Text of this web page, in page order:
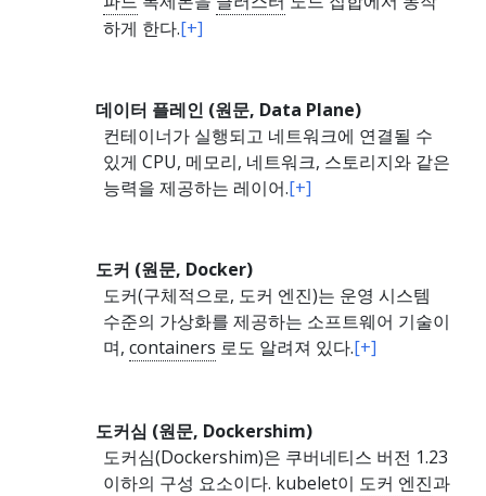
하게 한다.[+]
데이터 플레인 (원문, Data Plane)
컨테이너가 실행되고 네트워크에 연결될 수
있게 CPU, 메모리, 네트워크, 스토리지와 같은
능력을 제공하는 레이어.[+]
도커 (원문, Docker)
도커(구체적으로, 도커 엔진)는 운영 시스템
수준의 가상화를 제공하는 소프트웨어 기술이
며,containers 로도 알려져 있다.[+]
도커심 (원문, Dockershim)
도커심(Dockershim)은 쿠버네티스 버전 1.23
이하의 구성 요소이다. kubelet이 도커 엔진과